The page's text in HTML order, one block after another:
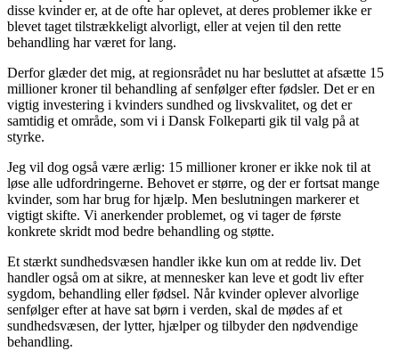
disse kvinder er, at de ofte har oplevet, at deres problemer ikke er
blevet taget tilstrækkeligt alvorligt, eller at vejen til den rette
behandling har været for lang.
Derfor glæder det mig, at regionsrådet nu har besluttet at afsætte 15
millioner kroner til behandling af senfølger efter fødsler. Det er en
vigtig investering i kvinders sundhed og livskvalitet, og det er
samtidig et område, som vi i Dansk Folkeparti gik til valg på at
styrke.
Jeg vil dog også være ærlig: 15 millioner kroner er ikke nok til at
løse alle udfordringerne. Behovet er større, og der er fortsat mange
kvinder, som har brug for hjælp. Men beslutningen markerer et
vigtigt skifte. Vi anerkender problemet, og vi tager de første
konkrete skridt mod bedre behandling og støtte.
Et stærkt sundhedsvæsen handler ikke kun om at redde liv. Det
handler også om at sikre, at mennesker kan leve et godt liv efter
sygdom, behandling eller fødsel. Når kvinder oplever alvorlige
senfølger efter at have sat børn i verden, skal de mødes af et
sundhedsvæsen, der lytter, hjælper og tilbyder den nødvendige
behandling.